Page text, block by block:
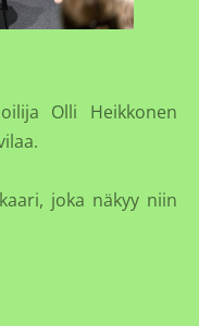
Olli Heikkonen
joka näkyy niin